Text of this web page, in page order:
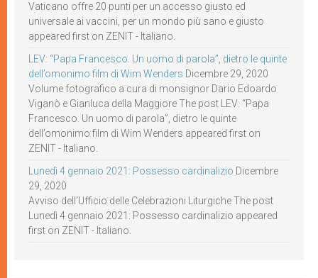
Vaticano offre 20 punti per un accesso giusto ed
universale ai vaccini, per un mondo più sano e giusto
appeared first on ZENIT - Italiano.
LEV: “Papa Francesco. Un uomo di parola”, dietro le quinte
dell’omonimo film di Wim Wenders Dicembre 29, 2020
Volume fotografico a cura di monsignor Dario Edoardo
Viganò e Gianluca della Maggiore The post LEV: “Papa
Francesco. Un uomo di parola”, dietro le quinte
dell’omonimo film di Wim Wenders appeared first on
ZENIT - Italiano.
Lunedì 4 gennaio 2021: Possesso cardinalizio Dicembre
29, 2020
Avviso dell’Ufficio delle Celebrazioni Liturgiche The post
Lunedì 4 gennaio 2021: Possesso cardinalizio appeared
first on ZENIT - Italiano.